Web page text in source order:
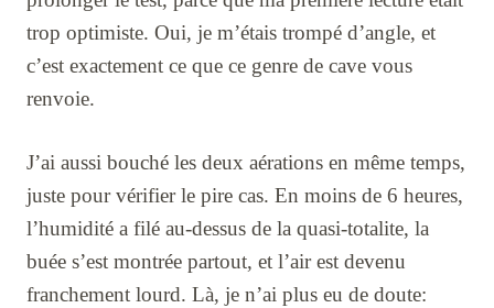
trop optimiste. Oui, je m’étais trompé d’angle, et
c’est exactement ce que ce genre de cave vous
renvoie.
J’ai aussi bouché les deux aérations en même temps,
juste pour vérifier le pire cas. En moins de 6 heures,
l’humidité a filé au-dessus de la quasi-totalite, la
buée s’est montrée partout, et l’air est devenu
franchement lourd. Là, je n’ai plus eu de doute: